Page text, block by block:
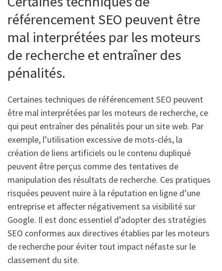
référencement SEO peuvent être
mal interprétées par les moteurs
de recherche et entraîner des
pénalités.
Certaines techniques de référencement SEO peuvent
être mal interprétées par les moteurs de recherche, ce
qui peut entraîner des pénalités pour un site web. Par
exemple, l’utilisation excessive de mots-clés, la
création de liens artificiels ou le contenu dupliqué
peuvent être perçus comme des tentatives de
manipulation des résultats de recherche. Ces pratiques
risquées peuvent nuire à la réputation en ligne d’une
entreprise et affecter négativement sa visibilité sur
Google. Il est donc essentiel d’adopter des stratégies
SEO conformes aux directives établies par les moteurs
de recherche pour éviter tout impact néfaste sur le
classement du site.